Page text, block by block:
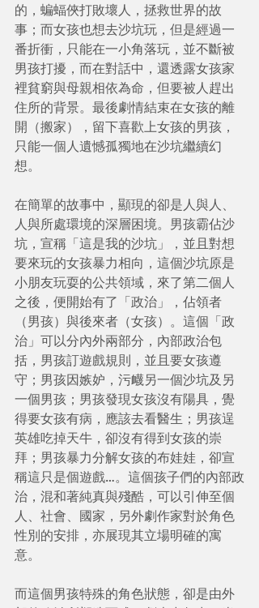
的，蝙蝠俠打敗壞人，拯救世界的故
事；而女孩也想去沙坑玩，但是經過一
番折衝，只能在一小角落玩，並不斷被
男孩打擾，而在對話中，還透露女孩家
裡貧窮與母親相依為命，但要被人趕出
住所的背景。最後劇情結束在女孩的離
開（搬家），留下喜歡上女孩的男孩，
只能一個人遺憾孤獨地在沙坑繼續幻
想。
在簡單的故事中，顯現的卻是人與人、
人與所處環境的深層困境。男孩霸佔沙
坑，宣稱「這是我的沙坑」，並且對想
要來玩的女孩暴力相向，這個沙坑原是
小朋友玩耍的公共領域，來了第二個人
之後，便開始有了「政治」，佔領者
（男孩）與後來者（女孩）。這個「政
治」可以分內外兩部分，內部政治包
括，男孩訂遊戲規則，並且要女孩遵
守；男孩因嫉妒，污衊另一個沙坑及另
一個男孩；男孩發現女孩沒有陽具，覺
得要女孩有病，應該去看醫生；男孩逞
英雄吃掉天牛，卻沒有得到女孩的崇
拜；男孩暴力分解女孩的布娃娃，卻宣
稱這只是個遊戲…。這個孩子們的內部政
治，混和著純真與殘酷，可以引伸至個
人、社會、國家，另外劇作家對於角色
性別的安排，亦展現其立場明確的寓
意。
而這個男孩特殊的角色狀態，卻是由外